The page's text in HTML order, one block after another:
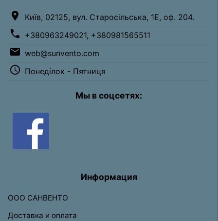
location_on Київ, 02125, вул. Старосільська, 1Е, оф. 204.
phone +380963249021, +380981565511
email web@sunvento.com
access_time Понеділок - Пятниця
Мы в соцсетях:
Информация
ООО САНВЕНТО
Доставка и оплата